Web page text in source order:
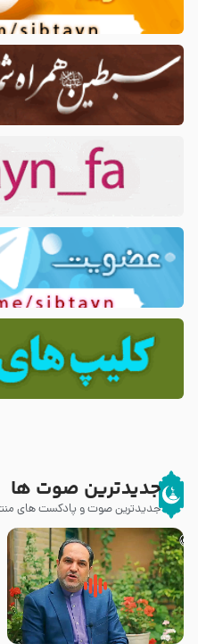
جدیدترین صوت ها
جدیدترین صوت و پادکست های
پیامبر صلی الله علیه وآله و سلم
فرمودند وای بر بچه های آخر